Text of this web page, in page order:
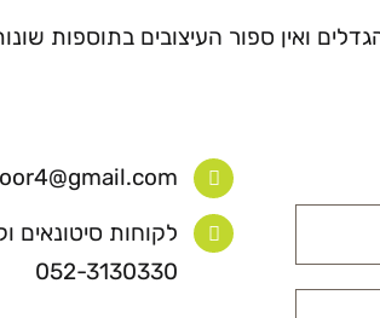
ואין ספור העיצובים בתוספות
לקוחות סיטונאים
052-3130330